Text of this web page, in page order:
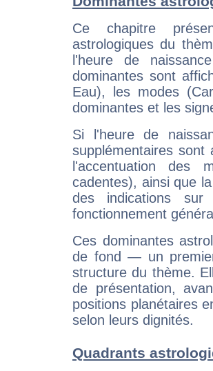
Ce chapitre
astrologiques du
l'heure de
dominantes sont
Eau), les modes
dominantes et les
Si l'heure de
supplémentaires sont
l'accentuation des
cadentes), ainsi que
des indications sur
fonctionnement
Ces dominantes
de fond — un
structure du thème.
de présentation,
positions planétaires
selon leurs dignités.
Quadrants